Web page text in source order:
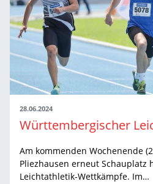
28.06.2024
Am kommenden Wochenende
Pliezhausen erneut Schauplatz
Leichtathletik-Wettkämpfe. Im…